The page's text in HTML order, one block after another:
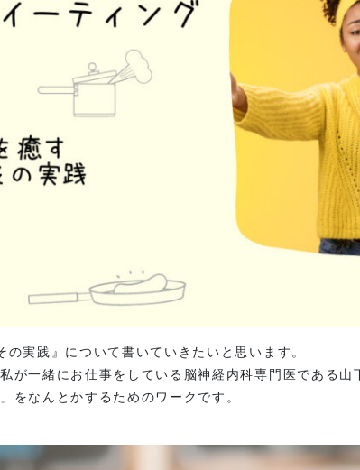
オンラインストアへ
実践』について書いていきたいと思います。
が一緒にお仕事をしている脳神経内科専門医である
をなんとかするためのワークです。